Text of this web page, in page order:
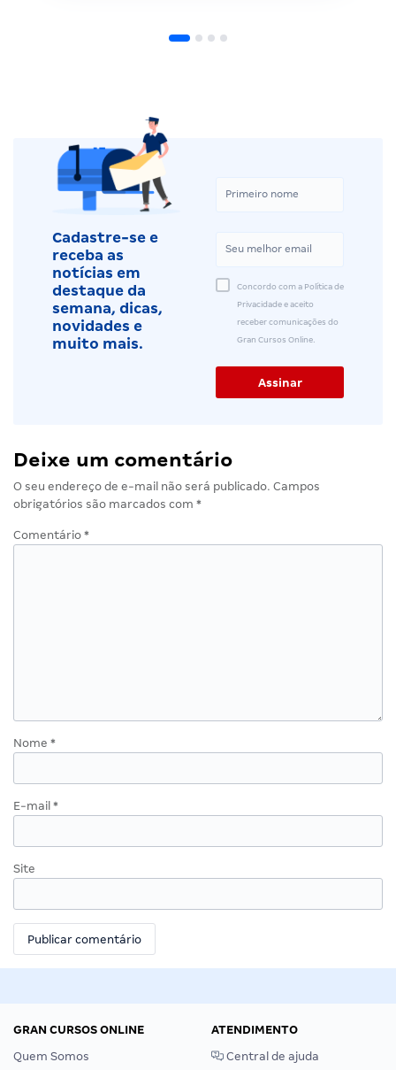
Cadastre-se e
receba as
notícias em
destaque da
semana, dicas,
novidades e
muito mais.
Concordo com a Política de
Privacidade e aceito
receber comunicações do
Gran Cursos Online.
Deixe um comentário
O seu endereço de e-mail não será publicado. Campos
obrigatórios são marcados com *
Comentário *
Nome *
E-mail *
Site
GRAN CURSOS ONLINE
Quem Somos
ATENDIMENTO
Central de ajuda